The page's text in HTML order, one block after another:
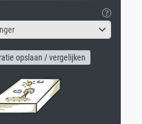
opslaan / vergelijken